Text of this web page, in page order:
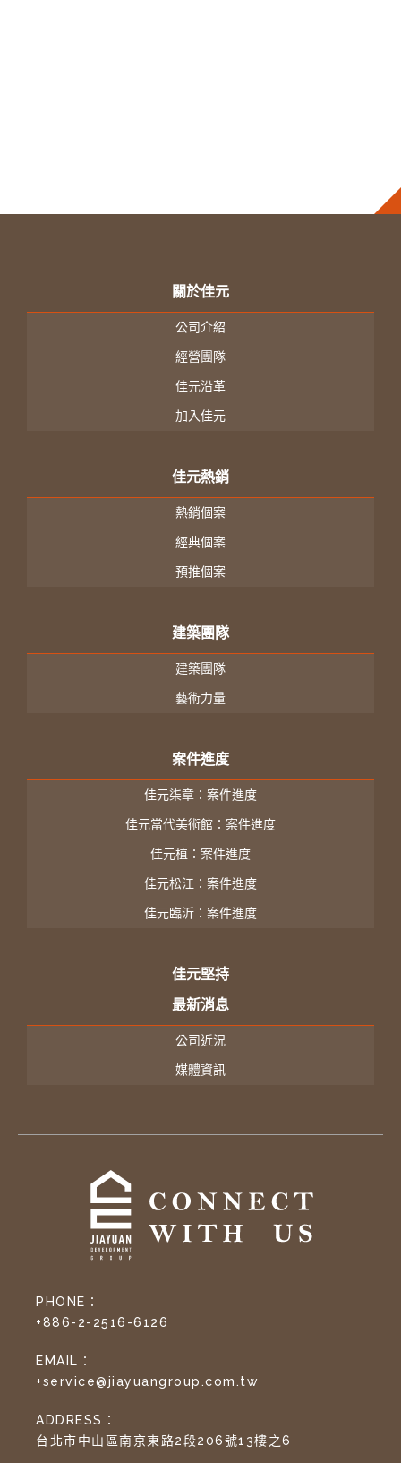
關於佳元
公司介紹
經營團隊
佳元沿革
加入佳元
佳元熱銷
熱銷個案
經典個案
預推個案
建築團隊
建築團隊
藝術力量
案件進度
佳元柒章：案件進度
佳元當代美術館：案件進度
佳元植：案件進度
佳元松江：案件進度
佳元臨沂：案件進度
佳元堅持
最新消息
公司近況
媒體資訊
PHONE：
+886-2-2516-6126
EMAIL：
+service@jiayuangroup.com.tw
ADDRESS：
台北市中山區南京東路2段206號13樓之6